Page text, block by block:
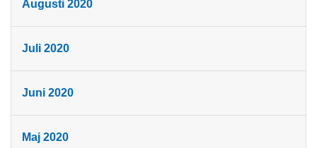
Augusti 2020
Juli 2020
Juni 2020
Maj 2020